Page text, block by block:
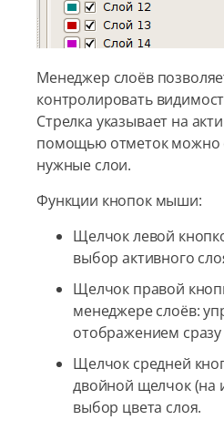
Менеджер слоёв
контролировать
Стрелка указывает на
помощью отметок можно
нужные слои.
Функции кнопок мыши:
Щелчок левой
выбор активного
Щелчок правой
менеджере слоёв:
отображением сразу
Щелчок средней
двойной щелчок (на
выбор цвета слоя.